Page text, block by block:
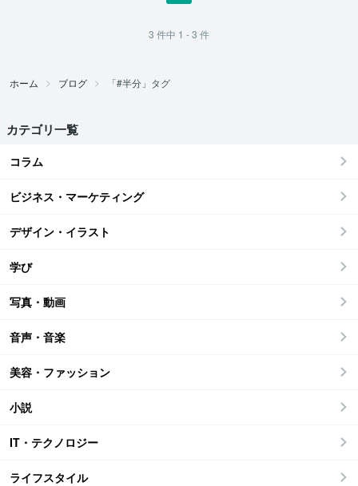
3 件中 1 - 3 件
ホーム ブログ 「#半分」タグ
カテゴリ一覧
コラム
ビジネス・マーケティング
デザイン・イラスト
学び
写真・動画
音声・音楽
美容・ファッション
小説
IT・テクノロジー
ライフスタイル